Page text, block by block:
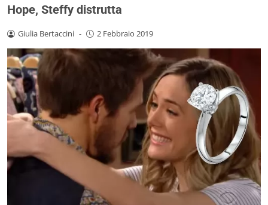
Hope, Steffy distrutta
Giulia Bertaccini - 2 Febbraio 2019